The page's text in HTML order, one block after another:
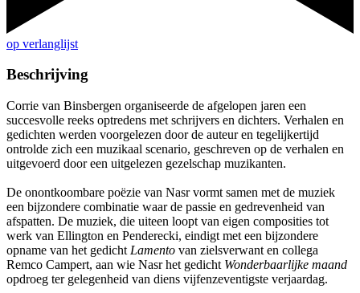
op verlanglijst
Beschrijving
Corrie van Binsbergen organiseerde de afgelopen jaren een
succesvolle reeks optredens met schrijvers en dichters. Verhalen en
gedichten werden voorgelezen door de auteur en tegelijkertijd
ontrolde zich een muzikaal scenario, geschreven op de verhalen en
uitgevoerd door een uitgelezen gezelschap muzikanten.
De onontkoombare poëzie van Nasr vormt samen met de muziek
een bijzondere combinatie waar de passie en gedrevenheid van
afspatten. De muziek, die uiteen loopt van eigen composities tot
werk van Ellington en Penderecki, eindigt met een bijzondere
opname van het gedicht Lamento van zielsverwant en collega
Remco Campert, aan wie Nasr het gedicht Wonderbaarlijke maand
opdroeg ter gelegenheid van diens vijfenzeventigste verjaardag.